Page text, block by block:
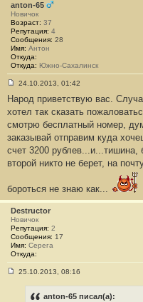
anton-65
Новичок
Возраст: 37
Репутация: 4
Сообщения: 28
Имя: Антон
Откуда:
Откуда: Южно-Сахалинск
о
б
щ
н
и
#
24.10.2013, 01:42
Народ приветствую вас.
хотел так сказать
смотрю бесплатный номер,
заказывай отправим куда
счет 3200 рублев...и...тишина,
второй никто не берет, на
бороться не знаю как...
Destructor
Новичок
Репутация: 2
Сообщения: 17
Имя: Cерега
Откуда:
25.10.2013, 08:16
anton-65 писал(а):